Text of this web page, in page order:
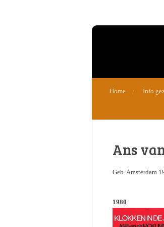
Home Info
Ans
Geb. Amsterdam
1980